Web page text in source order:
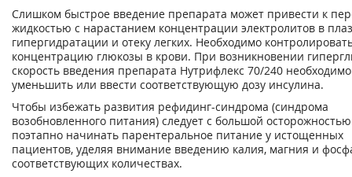
Слишком быстрое введение препарата может привести к
жидкостью с нарастанием концентрации электролитов в
гипергидратации и отеку легких. Необходимо
концентрацию глюкозы в крови. При возникновении
скорость введения препарата Нутрифлекс 70/240 необходимо
уменьшить или ввести соответствующую дозу инсулина.
Чтобы избежать развития рефидинг-синдрома (синдрома
возобновленного питания) следует с большой осторожностью
поэтапно начинать парентеральное питание у истощенных
пациентов, уделяя внимание введению калия, магния и
соответствующих количествах.